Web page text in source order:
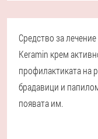
Средство за
Keramin крем
профилактиката на
брадавици и
появата им.